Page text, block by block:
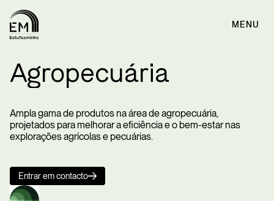
MENU
Agropecuária
Ampla gama de produtos na área de agropecuária,
projetados para melhorar a eficiência e o bem-estar nas
explorações agrícolas e pecuárias.
Entrar em contacto